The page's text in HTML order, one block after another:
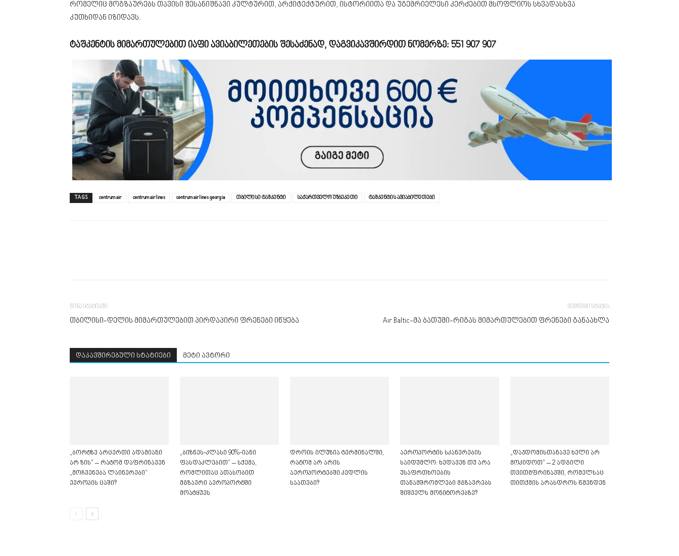
რომელიც მოგზაურებს თავისი შესანიშნავი კულტურით, არქიტექტურით, ისტორიითა და უგემრიელესი კერძებით მსოფლიოს სხვადასხვა
კუთხიდან იზიდავს.
ტაშკენტის მიმართულებით იაფი ავიაბილეთების შესაძენად, დაგვიკავშირდით ნომერზე: 551 907 907
TAGS centrum air centrum airlines centrum airlines georgia თბილისი ტაშკენტი საქართველო უზბეკეთი ტაშკენტის ავიაბილეთები
წინა სტატიაში
თბილისი-დელის მიმართულებით პირდაპირი ფრენები იწყება
შემდეგი სტატია
Air Baltic-მა ბათუმი-რიგას მიმართულებით ფრენები განაახლა
დაკავშირებული სტატიები მეტი ავტორი
„ბორტზე არცერთი ადამიანი
არ ზის“ – რატომ დაფრინავენ
„მოჩვენება ლაინერები“
ევროპის ცაში?
„ბიზნეს-კლასი 90%-იანი
ფასდაკლებით“ – სქემა,
რომლითაც ათასობით
მგზავრი აეროპორტში
მოატყუეს
დროის ილუზია ტერმინალში,
რატომ არ არის
აეროპორტებში კედლის
საათები?
აეროპორტის სკანერების
საიდუმლო: ხედავენ თუ არა
უსაფრთხოების
თანამშრომლები მგზავრებს
შიშველს მონიტორებზე?
„დაჯდომისთანავე ხელი არ
მოკიდოთ“ – 2 ადგილი
თვითმფრინავში, რომელსაც
თითქმის არასდროს წმენდენ